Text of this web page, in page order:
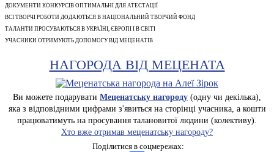
ДОКУМЕНТИ КОНКУРСІВ ОПТИМАЛЬНІ ДЛЯ АТЕСТАЦІЇ
ВСІ ТВОРЧІ РОБОТИ ДОДАЮТЬСЯ В НАЦІОНАЛЬНИЙ ТВОРЧИЙ ФОНД
ТАЛАНТИ ПРОСУВАЮТЬСЯ В УКРАЇНІ, ЄВРОПІ І В СВІТІ
УЧАСНИКИ ОТРИМУЮТЬ ДОПОМОГУ ВІД МЕЦЕНАТІВ
НАГОРОДА ВІД МЕЦЕНАТА
Ви можете подарувати Меценатську нагороду (одну чи декілька),
яка з відповідними цифрами з'явиться на сторінці учасника, а кошти
працюватимуть на просування талановитої людини (колективу).
Хто вже отримав меценатську нагороду?
Поділитися в соцмережах: